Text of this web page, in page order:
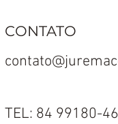
CONTATO
TEL: 84 99180-